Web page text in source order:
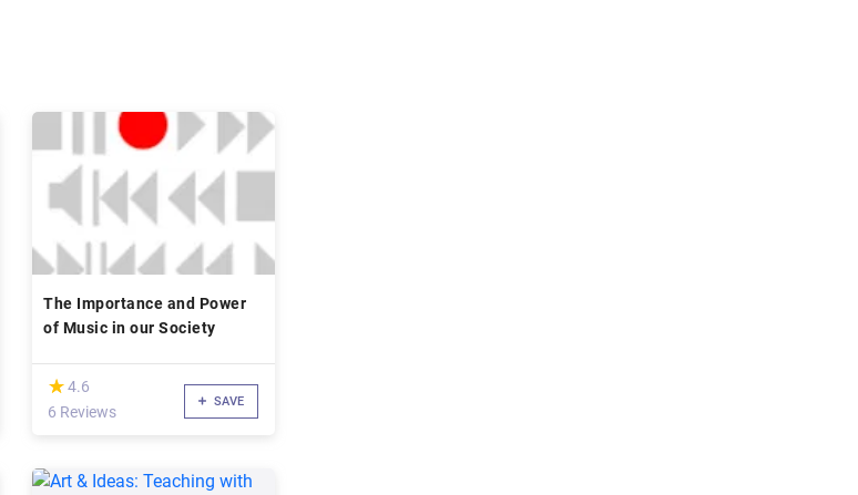
The Importance and Power
of Music in our Society
(*)
★
★ 4.6
6 Reviews
SAVE